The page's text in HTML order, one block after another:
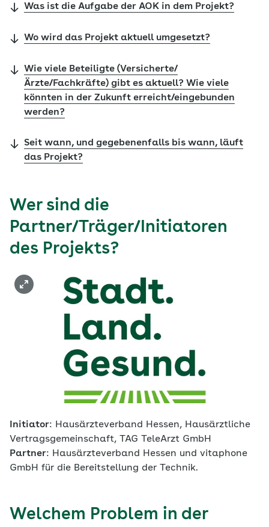
Was ist die Aufgabe der AOK in dem Projekt?
Wo wird das Projekt aktuell umgesetzt?
Wie viele Beteiligte (Versicherte/
Ärzte/Fachkräfte) gibt es aktuell? Wie viele
könnten in der Zukunft erreicht/eingebunden
werden?
Seit wann, und gegebenenfalls bis wann, läuft
das Projekt?
Wer sind die
Partner/Träger/Initiatoren
des Projekts?
Initiator: Hausärzteverband Hessen, Hausärztliche
Vertragsgemeinschaft, TAG TeleArzt GmbH
Partner: Hausärzteverband Hessen und vitaphone
GmbH für die Bereitstellung der Technik.
Welchem Problem in der